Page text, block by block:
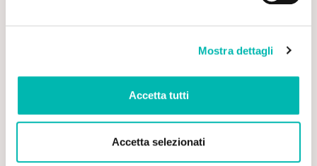
Mostra dettagli
Accetta tutti
Accetta selezionati